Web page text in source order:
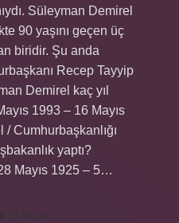
Süleyman Demirel
90 yaşını geçen üç
biridir. Şu anda
Recep Tayyip
Demirel kaç yıl
1993 – 16 Mayıs
Cumhurbaşkanlığı
yaptı?
Mayıs 1925 – 5…
14 Yorum